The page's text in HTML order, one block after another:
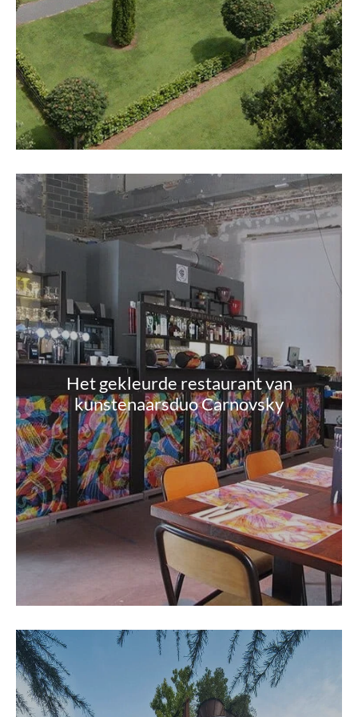
Het gekleurde restaurant van
kunstenaarsduo Carnovsky